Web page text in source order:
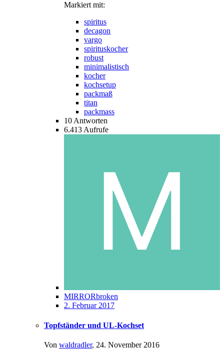
Markiert mit:
spiritus
decagon
vargo
spirituskocher
robust
minimalistisch
kocher
kochsetup
packmaß
titan
packmass
10 Antworten
6.413 Aufrufe
MIRRORbroken
2. Februar 2017
Topfständer und UL-Kochset
Von waldradler, 24. November 2016